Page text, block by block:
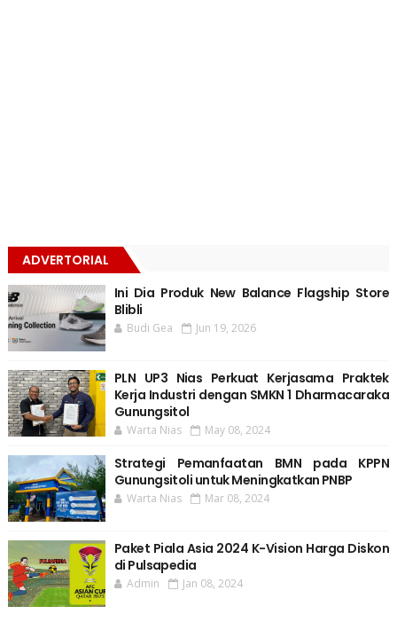
ADVERTORIAL
Ini Dia Produk New Balance Flagship Store
Blibli
Budi Gea Jun 19, 2026
PLN UP3 Nias Perkuat Kerjasama Praktek
Kerja Industri dengan SMKN 1 Dharmacaraka
Gunungsitol
Warta Nias May 08, 2024
Strategi Pemanfaatan BMN pada KPPN
Gunungsitoli untuk Meningkatkan PNBP
Warta Nias Mar 08, 2024
Paket Piala Asia 2024 K-Vision Harga Diskon
di Pulsapedia
Admin Jan 08, 2024